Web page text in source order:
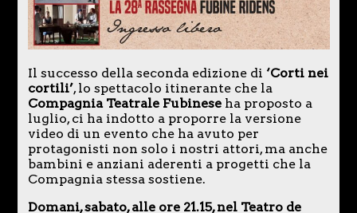
Il successo della seconda edizione di ‘Corti nei
cortili’, lo spettacolo itinerante che la
Compagnia Teatrale Fubineseha proposto a
luglio, ci ha indotto a proporre la versione
video di un evento che ha avuto per
protagonisti non solo i nostri attori, ma anche
bambini e anziani aderenti a progetti che la
Compagnia stessa sostiene.
Domani, sabato, alle ore 21.15, nel Teatro de